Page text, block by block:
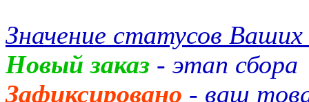
Значение статусов Ваших
Новый заказ - этап сбора
Зафиксировано - ваш